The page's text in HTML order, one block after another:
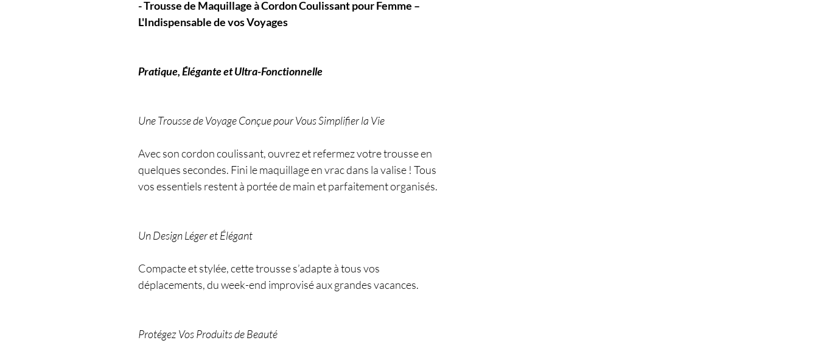
- Trousse de Maquillage à Cordon Coulissant pour Femme –
L'Indispensable de vos Voyages
Pratique, Élégante et Ultra-Fonctionnelle
Une Trousse de Voyage Conçue pour Vous Simplifier la Vie
Avec son cordon coulissant, ouvrez et refermez votre trousse en
quelques secondes. Fini le maquillage en vrac dans la valise ! Tous
vos essentiels restent à portée de main et parfaitement organisés.
Un Design Léger et Élégant
Compacte et stylée, cette trousse s’adapte à tous vos
déplacements, du week-end improvisé aux grandes vacances.
Protégez Vos Produits de Beauté